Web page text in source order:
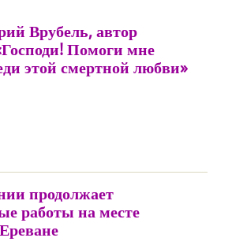
Врубель, автор
Помоги мне
этой смертной любви»
продолжает
работы на месте